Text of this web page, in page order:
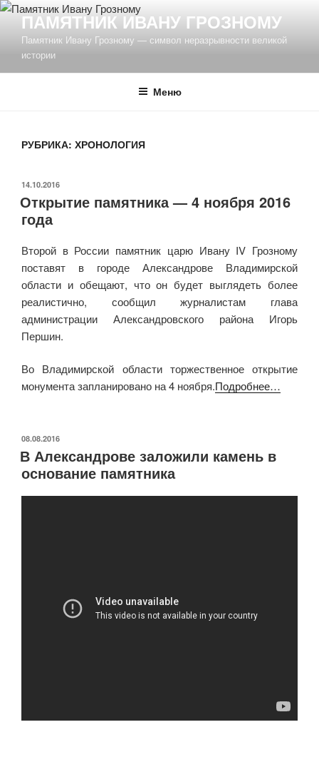
Перейти
содержимому
ПАМЯТНИК ИВАНУ ГРОЗНОМУ
Памятник Ивану Грозному — символ неразрывности великой
истории
Меню
РУБРИКА: ХРОНОЛОГИЯ
ОПУБЛИКОВАНО
14.10.2016
Открытие памятника — 4 ноября 2016
года
Второй в России памятник царю Ивану IV Грозному
поставят в городе Александрове Владимирской
области и обещают, что он будет выглядеть более
реалистично, сообщил журналистам глава
администрации Александровского района Игорь
Першин.
Во Владимирской области торжественное открытие
монумента запланировано на 4 ноября.Подробнее…
ОПУБЛИКОВАНО
08.08.2016
В Александрове заложили камень в
основание памятника